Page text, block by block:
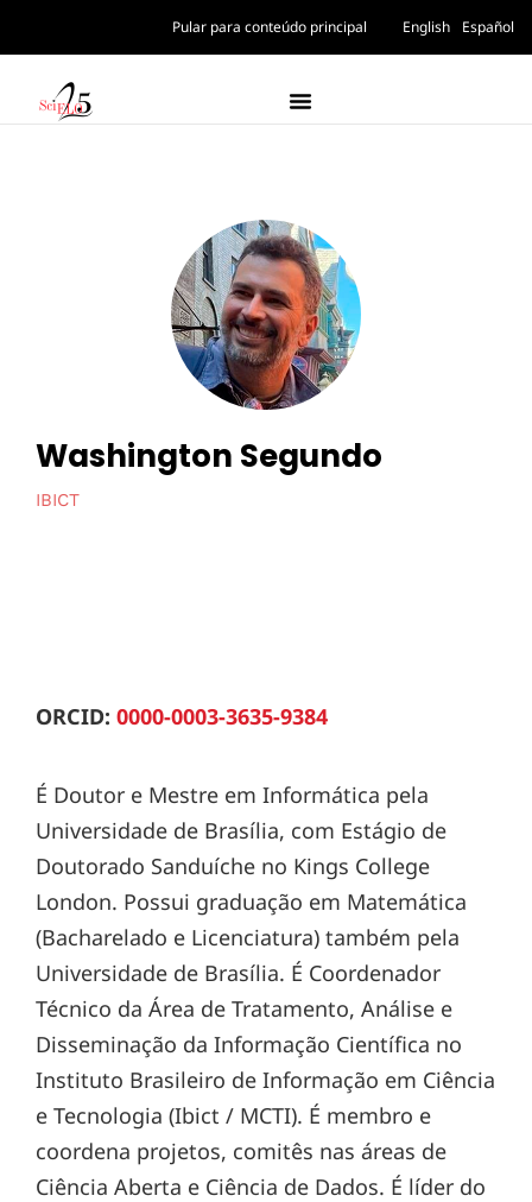
Pular para conteúdo principal English Español
Washington Segundo
IBICT
ORCID: 0000-0003-3635-9384
É Doutor e Mestre em Informática pela
Universidade de Brasília, com Estágio de
Doutorado Sanduíche no Kings College
London. Possui graduação em Matemática
(Bacharelado e Licenciatura) também pela
Universidade de Brasília. É Coordenador
Técnico da Área de Tratamento, Análise e
Disseminação da Informação Científica no
Instituto Brasileiro de Informação em Ciência
e Tecnologia (Ibict / MCTI). É membro e
coordena projetos, comitês nas áreas de
Ciência Aberta e Ciência de Dados. É líder do